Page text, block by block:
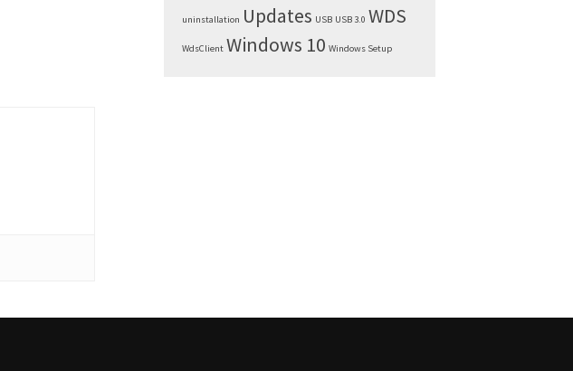
uninstallation Updates USB USB 3.0 WDS
WdsClient Windows 10 Windows Setup